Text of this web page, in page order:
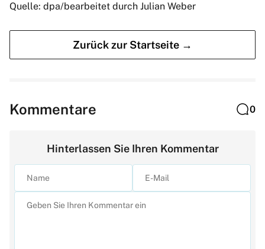
Quelle: dpa/bearbeitet durch Julian Weber
Zurück zur Startseite →
Kommentare 0
Hinterlassen Sie Ihren Kommentar